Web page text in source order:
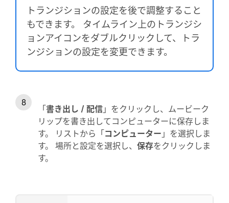
トランジションの設定を後で調整すること
もできます。 タイムライン上のトランジシ
ョンアイコンをダブルクリックして、トラ
ンジションの設定を変更できます。
「書き出し / 配信」をクリックし、ムービーク
リップを書き出してコンピューターに保存しま
す。 リストから「コンピューター 」を選択しま
す。 場所と設定を選択し、 保存をクリックしま
す。